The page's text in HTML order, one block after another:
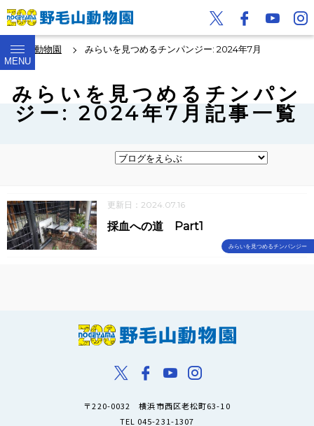
MENU
野毛山動物園 みらいを見つめるチンパンジー: 2024年7月
みらいを見つめるチンパン
ジー: 2024年7月記事一覧
更新日：2024.07.16
みらいを見つめるチンパンジー
採血への道 Part1
〒220-0032 横浜市西区老松町63-10
TEL 045-231-1307